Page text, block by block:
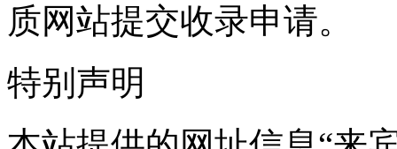
质网站提交收录申请。
特别声明